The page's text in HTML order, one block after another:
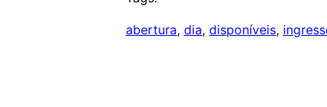
abertura, dia, disponíveis,